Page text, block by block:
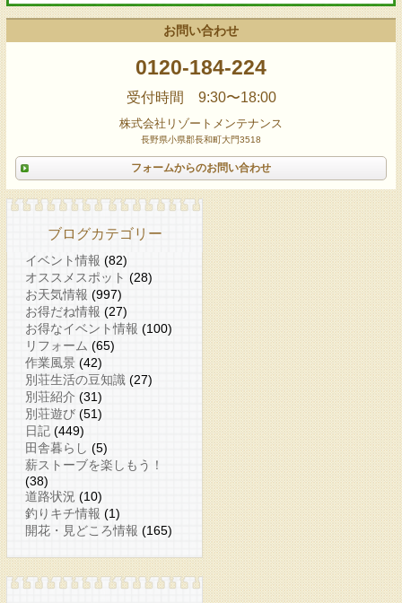
お問い合わせ
0120-184-224
受付時間 9:30〜18:00
株式会社リゾートメンテナンス
長野県小県郡長和町大門3518
フォームからのお問い合わせ
ブログカテゴリー
イベント情報 (82)
オススメスポット (28)
お天気情報 (997)
お得だね情報 (27)
お得なイベント情報 (100)
リフォーム (65)
作業風景 (42)
別荘生活の豆知識 (27)
別荘紹介 (31)
別荘遊び (51)
日記 (449)
田舎暮らし (5)
薪ストーブを楽しもう！
(38)
道路状況 (10)
釣りキチ情報 (1)
開花・見どころ情報 (165)